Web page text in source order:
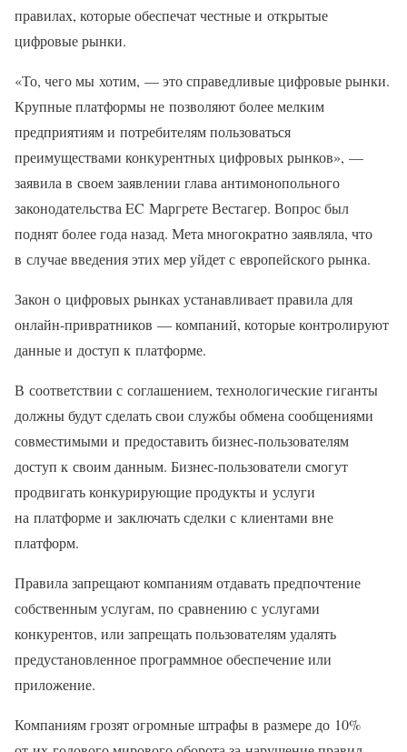
правилах, которые обеспечат честные и открытые
цифровые рынки.
«То, чего мы хотим, — это справедливые цифровые рынки.
Крупные платформы не позволяют более мелким
предприятиям и потребителям пользоваться
преимуществами конкурентных цифровых рынков», —
заявила в своем заявлении глава антимонопольного
законодательства EC Маргрете Вестагер. Вопрос был
поднят более года назад. Мета многократно заявляла, что
в случае введения этих мер уйдет с европейского рынка.
Закон о цифровых рынках устанавливает правила для
онлайн-привратников — компаний, которые контролируют
данные и доступ к платформе.
В соответствии с соглашением, технологические гиганты
должны будут сделать свои службы обмена сообщениями
совместимыми и предоставить бизнес-пользователям
доступ к своим данным. Бизнес-пользователи смогут
продвигать конкурирующие продукты и услуги
на платформе и заключать сделки с клиентами вне
платформ.
Правила запрещают компаниям отдавать предпочтение
собственным услугам, по сравнению с услугами
конкурентов, или запрещать пользователям удалять
предустановленное программное обеспечение или
приложение.
Компаниям грозят огромные штрафы в размере до 10%